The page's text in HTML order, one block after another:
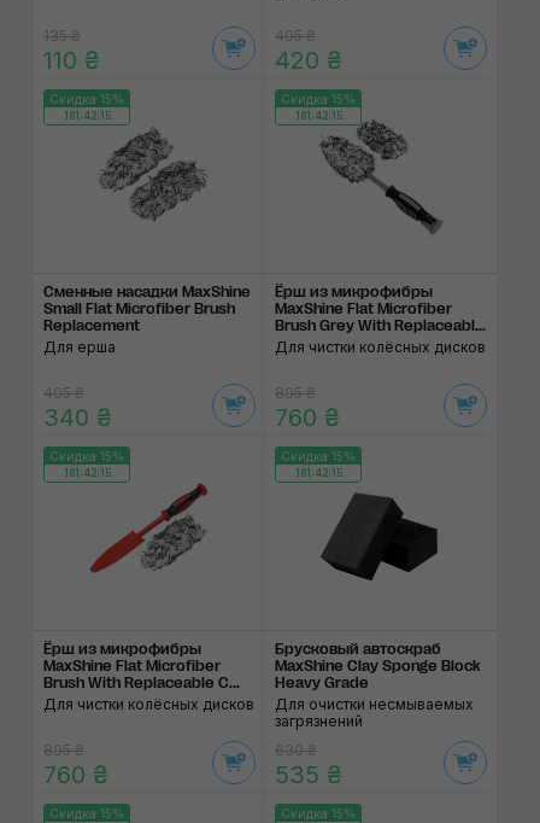
135 ₴
110 ₴
495 ₴
420 ₴
Скидка 15%
181:42:14
Cменные насадки MaxShine
Small Flat Microfiber Brush
Replacement
Для ерша
405 ₴
340 ₴
Скидка 15%
181:42:14
Ёрш из микрофибры
MaxShine Flat Microfiber
Brush Grey With Replaceabl...
Для чистки колёсных дисков
895 ₴
760 ₴
Скидка 15%
181:42:14
Ёрш из микрофибры
MaxShine Flat Microfiber
Brush With Replaceable C...
Для чистки колёсных дисков
895 ₴
760 ₴
Скидка 15%
181:42:14
Брусковый автоскраб
MaxShine Clay Sponge Block
Heavy Grade
Для очистки несмываемых
загрязнений
630 ₴
535 ₴
Скидка 15% Скидка 15%